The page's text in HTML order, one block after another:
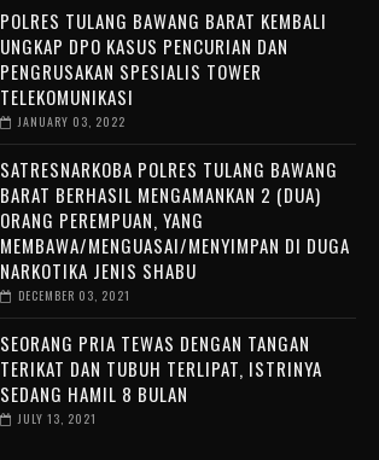
POLRES TULANG BAWANG BARAT KEMBALI
UNGKAP DPO KASUS PENCURIAN DAN
PENGRUSAKAN SPESIALIS TOWER
TELEKOMUNIKASI
JANUARY 03, 2022
SATRESNARKOBA POLRES TULANG BAWANG
BARAT BERHASIL MENGAMANKAN 2 (DUA)
ORANG PEREMPUAN, YANG
MEMBAWA/MENGUASAI/MENYIMPAN DI DUGA
NARKOTIKA JENIS SHABU
DECEMBER 03, 2021
SEORANG PRIA TEWAS DENGAN TANGAN
TERIKAT DAN TUBUH TERLIPAT, ISTRINYA
SEDANG HAMIL 8 BULAN
JULY 13, 2021